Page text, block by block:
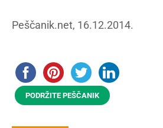
Peščanik.net, 16.12.2014.
PODRŽITE PEŠČANIK